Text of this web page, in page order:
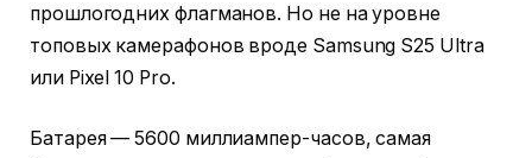
прошлогодних флагманов. Но не на уровне
топовых камерафонов вроде Samsung S25 Ultra
или Pixel 10 Pro.
Батарея — 5600 миллиампер-часов, самая